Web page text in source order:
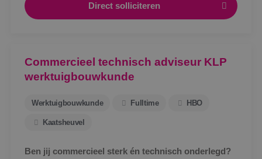
Direct solliciteren
Commercieel technisch adviseur KLP
werktuigbouwkunde
Werktuigbouwkunde Fulltime HBO
Kaatsheuvel
Ben jij commercieel sterk én technisch onderlegd?